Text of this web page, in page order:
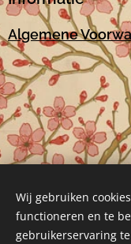
Algemene
Mogelijk
Wij gebruiken
functioneren en te
gebruikerservaring